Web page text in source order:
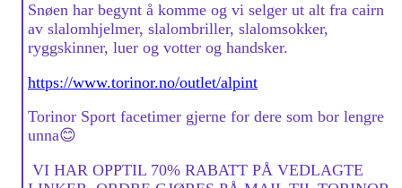
Snøen har begynt å komme og vi selger ut alt fra cairn
av slalomhjelmer, slalombriller, slalomsokker,
ryggskinner, luer og votter og handsker.
https://www.torinor.no/outlet/alpint
Torinor Sport facetimer gjerne for dere som bor lengre
unna😊
VI HAR OPPTIL 70% RABATT PÅ VEDLAGTE